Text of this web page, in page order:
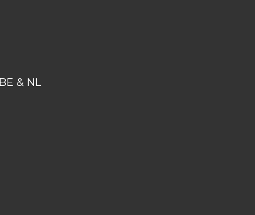
& NL